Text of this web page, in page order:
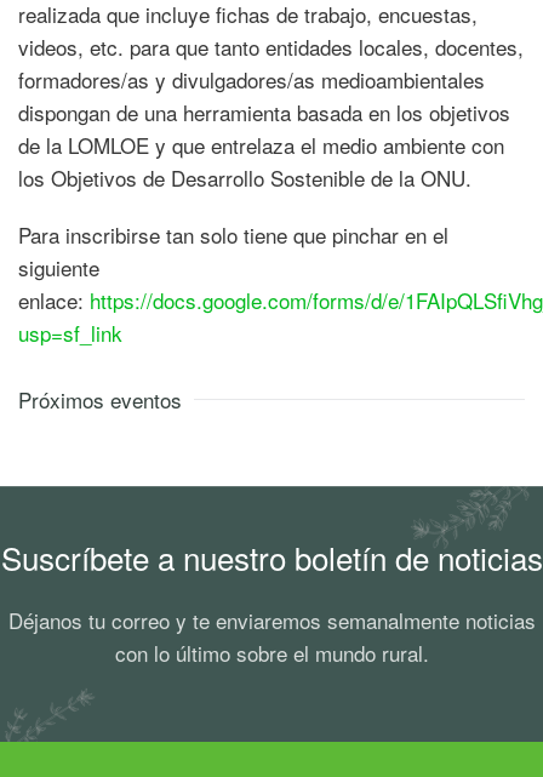
realizada que incluye fichas de trabajo, encuestas,
videos, etc. para que tanto entidades locales, docentes,
formadores/as y divulgadores/as medioambientales
dispongan de una herramienta basada en los objetivos
de la LOMLOE y que entrelaza el medio ambiente con
los Objetivos de Desarrollo Sostenible de la ONU.
Para inscribirse tan solo tiene que pinchar en el
siguiente
enlace: https://docs.google.com/forms/d/e/
usp=sf_link
Próximos eventos
Suscríbete a nuestro boletín de noticias
Déjanos tu correo y te enviaremos semanalmente noticias
con lo último sobre el mundo rural.